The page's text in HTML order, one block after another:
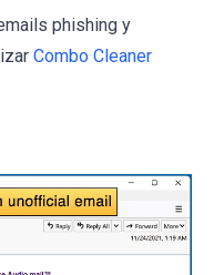
phishing y
Combo Cleaner